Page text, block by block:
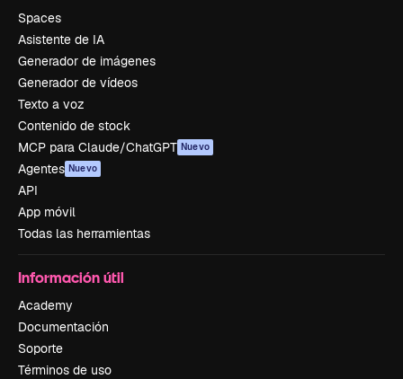
Spaces
Asistente de IA
Generador de imágenes
Generador de vídeos
Texto a voz
Contenido de stock
MCP para Claude/ChatGPT Nuevo
Agentes Nuevo
API
App móvil
Todas las herramientas
Información útil
Academy
Documentación
Soporte
Términos de uso